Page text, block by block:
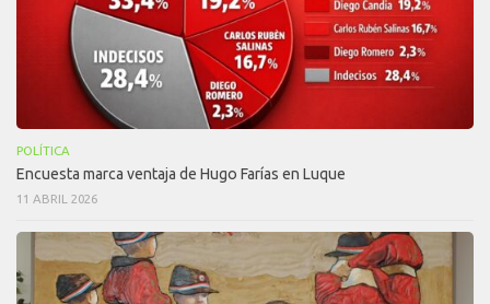
POLÍTICA
Encuesta marca ventaja de Hugo Farías en Luque
11 ABRIL 2026